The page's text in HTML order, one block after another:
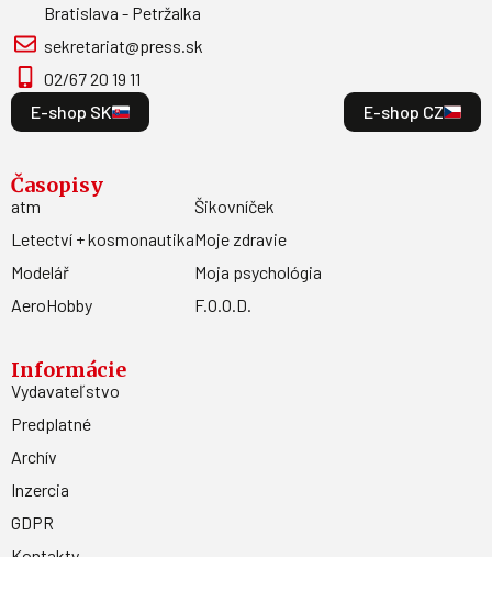
Bratislava - Petržalka
sekretariat@press.sk
02/67 20 19 11
E-shop SK
E-shop CZ
Časopisy
atm
Letectví + kosmonautika
Modelář
AeroHobby
Šikovníček
Moje zdravie
Moja psychológia
F.O.O.D.
Informácie
Vydavateľstvo
Predplatné
Archív
Inzercia
GDPR
Kontakty